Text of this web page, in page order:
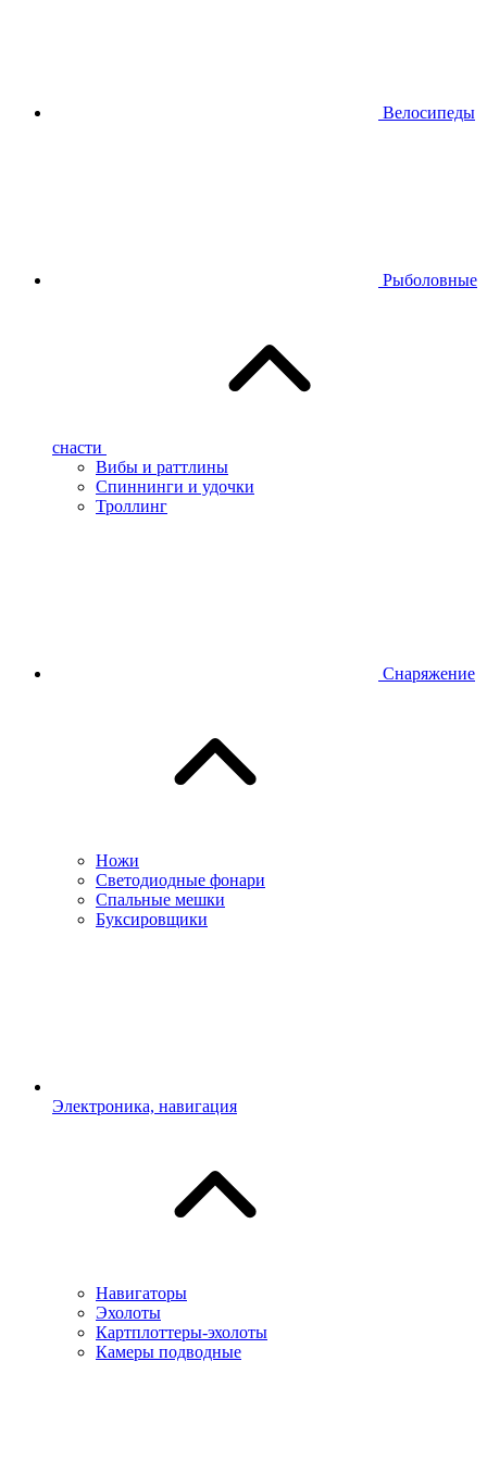
Велосипеды
Рыболовные
снасти
Вибы и раттлины
Спиннинги и удочки
Троллинг
Снаряжение
Ножи
Светодиодные фонари
Спальные мешки
Буксировщики
Электроника, навигация
Навигаторы
Эхолоты
Картплоттеры-эхолоты
Камеры подводные